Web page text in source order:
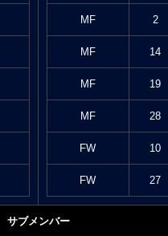
MF 2
MF 14
MF 19
MF 28
FW 10
FW 27
サブメンバー